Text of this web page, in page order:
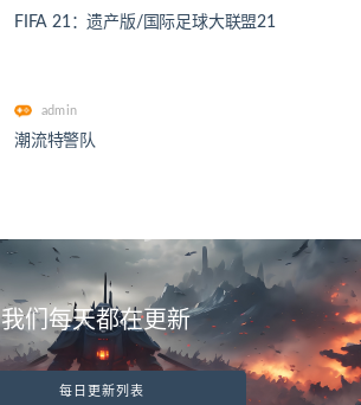
FIFA 21：遗产版/国际足球大联盟21
admin
潮流特警队
我们每天都在更新
每日更新列表